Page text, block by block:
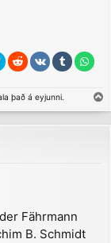
það á eyjunni.
a
c
Fährmann
B. Schmidt